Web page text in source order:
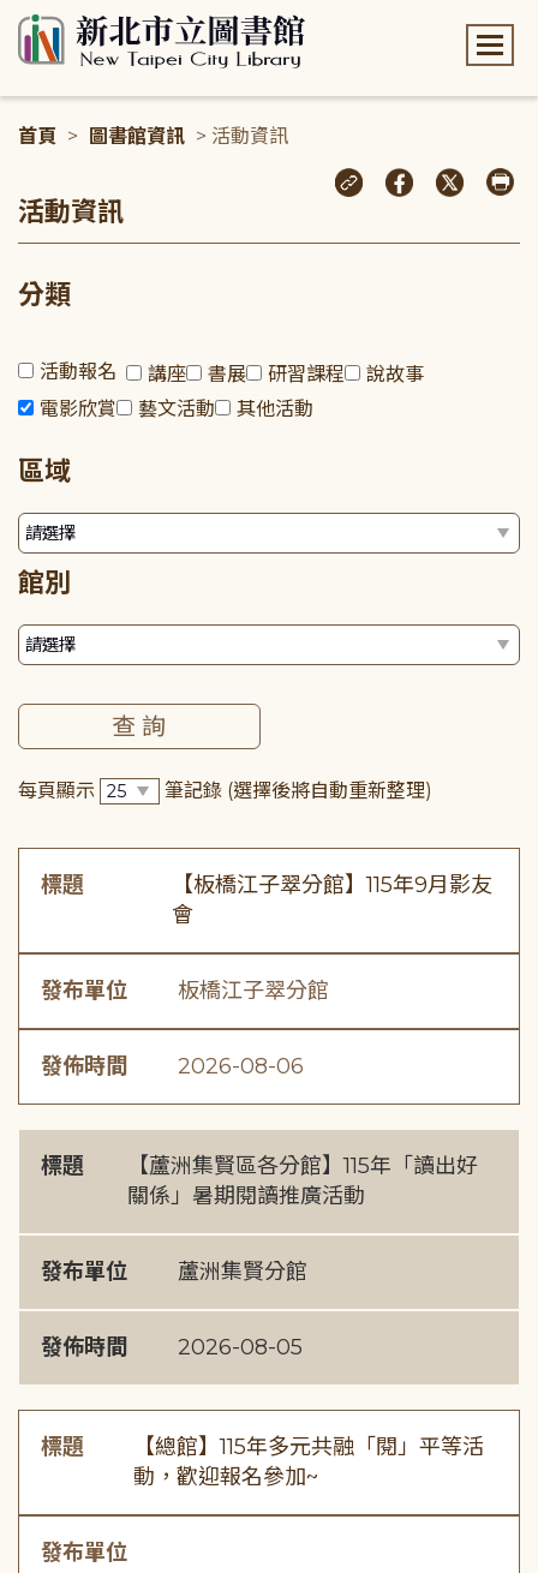
首頁 > 圖書館資訊 > 活動資訊
活動資訊
分類
活動報名 講座 書展 研習課程
說故事
電影欣賞
藝文活動 其他活動
區域
館別
每頁顯示 筆記錄 (選擇後將自動重新整理)
標題
【板橋江子翠分館】115年9月影友
會
發布單位 板橋江子翠分館
發佈時間 2026-08-06
標題
【蘆洲集賢區各分館】115年「讀出好
關係」暑期閱讀推廣活動
發布單位 蘆洲集賢分館
發佈時間 2026-08-05
標題
【總館】115年多元共融「閱」平等活
動，歡迎報名參加~
發布單位